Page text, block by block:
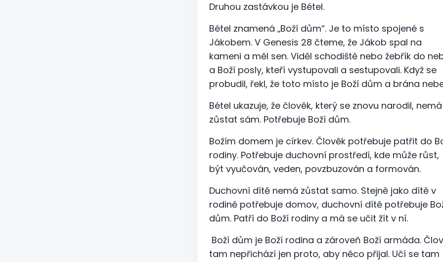
Druhou zastávkou je Bétel.
Bétel znamená „Boží dům“. Je to místo spojené s
Jákobem. V Genesis 28 čteme, že Jákob spal na
kameni a měl sen. Viděl schodiště nebo žebřík do
a Boží posly, kteří vystupovali a sestupovali. Když se
probudil, řekl, že toto místo je Boží dům a brána
Bétel ukazuje, že člověk, který se znovu narodil, nemá
zůstat sám. Potřebuje Boží dům.
Božím domem je církev. Člověk potřebuje patřit do
rodiny. Potřebuje duchovní prostředí, kde může růst,
být vyučován, veden, povzbuzován a formován.
Duchovní dítě nemá zůstat samo. Stejně jako dítě v
rodině potřebuje domov, duchovní dítě potřebuje
dům. Patří do Boží rodiny a má se učit žít v ní.
Boží dům je Boží rodina a zároveň Boží armáda.
tam nepřichází jen proto, aby něco přijal. Učí se tam